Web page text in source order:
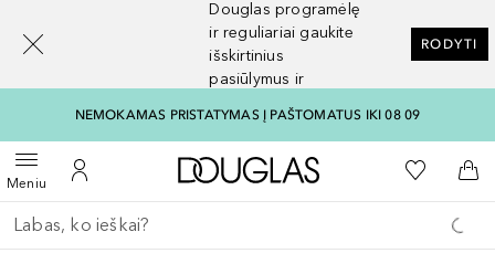
Douglas programėlę
ir reguliariai gaukite
išskirtinius
pasiūlymus ir
RODYTI
NEMOKAMAS PRISTATYMAS Į PAŠTOMATUS IKI 08 09
MeniuAtidaryti meniuĮ mano paskyrą
Į Douglas pagrindinį
Į mano
Į
Grįžk atgal
Vykdykite paiešką
[navigation.slideout.screenreader]